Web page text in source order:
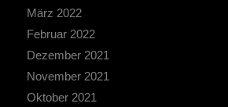
März 2022
Februar 2022
Dezember 2021
November 2021
Oktober 2021